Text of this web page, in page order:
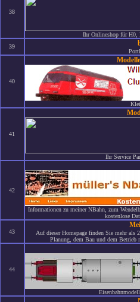
38
Ihr Onlineshop für H0,
39
40
41
Ihr Service
42
Informationen zu meiner NBahn, zum
kostenlose
43
Auf dieser Homepage finden Sie mehr als
Planung, dem Bau und dem Betrieb
44